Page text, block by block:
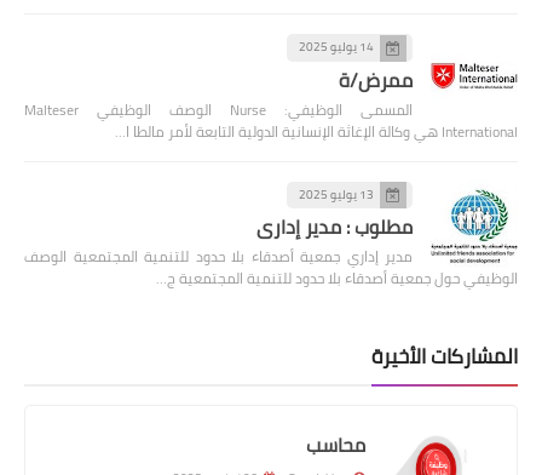
14 يوليو 2025
ممرض/ة
المسمى الوظيفي: Nurse الوصف الوظيفي Malteser
International هي وكالة الإغاثة الإنسانية الدولية التابعة لأمر مالطا ا…
13 يوليو 2025
مطلوب : مدير إداري
مدير إداري جمعية أصدقاء بلا حدود للتنمية المجتمعية الوصف
الوظيفي حول جمعية أصدقاء بلا حدود للتنمية المجتمعية ج…
المشاركات الأخيرة
محاسب